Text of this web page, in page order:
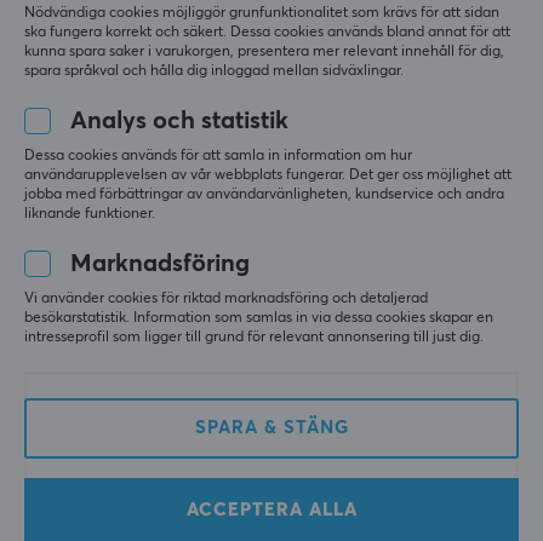
ZD
Y Wing Trådlös
Gamingkontroll - Grön
(0)
ZD
Y Wing Trådlös
(0)
SPARA 54%
Nödvändiga cookies möjliggör grunfunktionalitet som krävs för att sidan
ska fungera korrekt och säkert. Dessa cookies används bland annat för att
kunna spara saker i varukorgen, presentera mer relevant innehåll för dig,
spara språkval och hålla dig inloggad mellan sidväxlingar.
Analys och statistik
Dessa cookies används för att samla in information om hur
användarupplevelsen av vår webbplats fungerar. Det ger oss möjlighet att
jobba med förbättringar av användarvänligheten, kundservice och andra
liknande funktioner.
Marknadsföring
Vi använder cookies för riktad marknadsföring och detaljerad
besökarstatistik. Information som samlas in via dessa cookies skapar en
intresseprofil som ligger till grund för relevant annonsering till just dig.
SPARA & STÄNG
ACCEPTERA ALLA